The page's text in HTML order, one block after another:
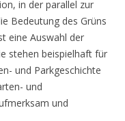
in der parallel zur
Bedeutung des Grüns
eine Auswahl der
stehen beispielhaft für
und Parkgeschichte
und
und